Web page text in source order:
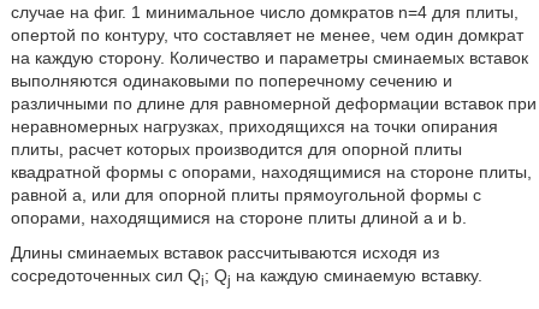
случае на фиг. 1 минимальное число домкратов n=4 для плиты,
опертой по контуру, что составляет не менее, чем один домкрат
на каждую сторону. Количество и параметры сминаемых вставок
выполняются одинаковыми по поперечному сечению и
различными по длине для равномерной деформации вставок при
неравномерных нагрузках, приходящихся на точки опирания
плиты, расчет которых производится для опорной плиты
квадратной формы с опорами, находящимися на стороне плиты,
равной a, или для опорной плиты прямоугольной формы с
опорами, находящимися на стороне плиты длиной a и b.
Длины сминаемых вставок рассчитываются исходя из
сосредоточенных сил Qi; Qj на каждую сминаемую вставку.